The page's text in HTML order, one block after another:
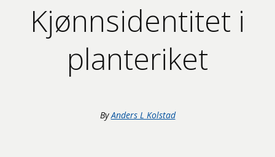
Kjønnsidentitet i
planteriket
By Anders L Kolstad